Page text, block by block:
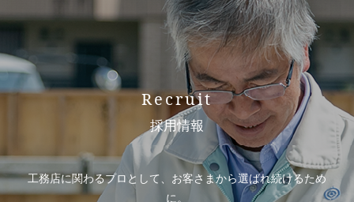
Recruit
採用情報
工務店に関わるプロとして、お客さまから選ばれ続けるため
に。